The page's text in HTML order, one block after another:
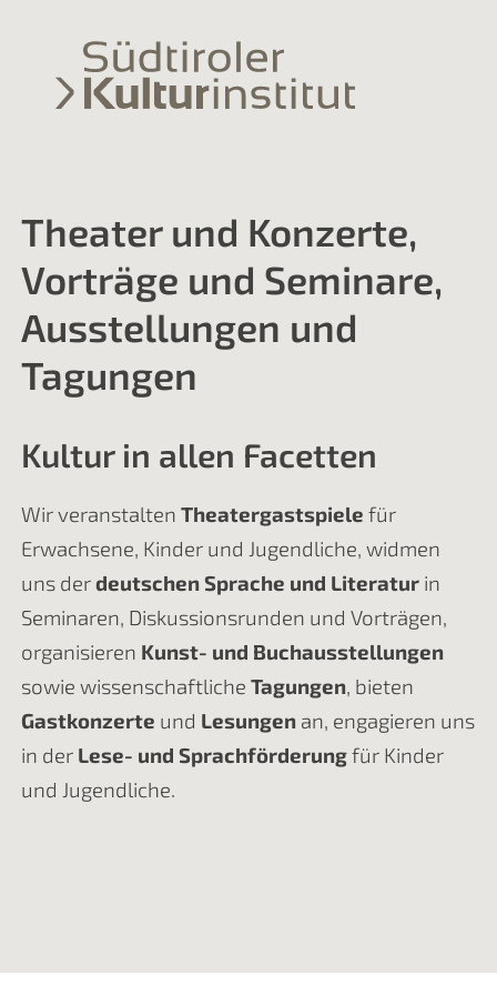
Theater und Konzerte,
Vorträge und Seminare,
Ausstellungen und
Tagungen
Kultur in allen Facetten
Wir veranstalten Theatergastspiele für
Erwachsene, Kinder und Jugendliche, widmen
uns derdeutschen Sprache und Literaturin
Seminaren, Diskussionsrunden und Vorträgen,
organisieren Kunst- und Buchausstellungen
sowie wissenschaftliche Tagungen, bieten
Gastkonzerte und Lesungen an, engagieren uns
in der Lese- und Sprachförderungfür Kinder
und Jugendliche.